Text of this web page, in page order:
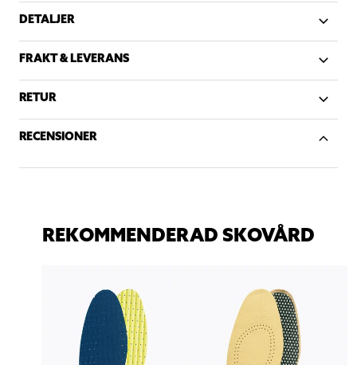
DETALJER
FRAKT & LEVERANS
RETUR
RECENSIONER
REKOMMENDERAD SKOVÅRD